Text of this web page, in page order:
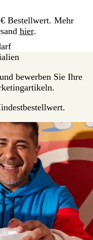
Bestellwert. Mehr
hier.
bewerben Sie Ihre